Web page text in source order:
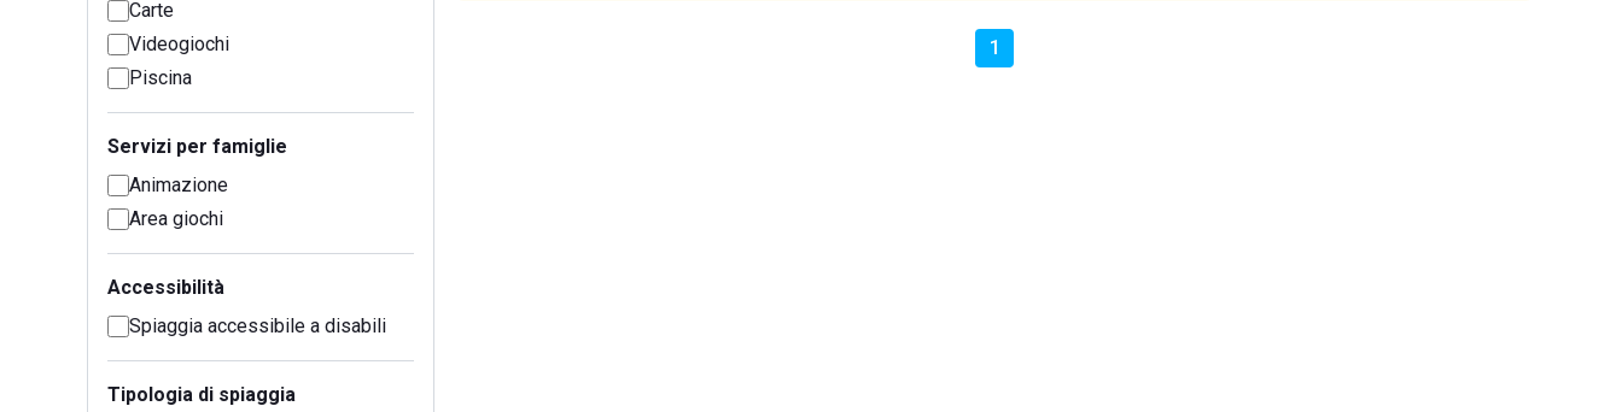
Carte
Videogiochi
Piscina
Servizi per famiglie
Animazione
Area giochi
Accessibilità
Spiaggia accessibile a disabili
Tipologia di spiaggia
1